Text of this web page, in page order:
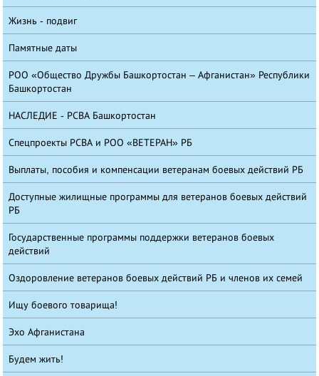
Жизнь - подвиг
Памятные даты
РОО «Общество Дружбы Башкортостан – Афганистан» Республики
Башкортостан
НАСЛЕДИЕ - РСВА Башкортостан
Спецпроекты РСВА и РОО «ВЕТЕРАН» РБ
Выплаты, пособия и компенсации ветеранам боевых действий РБ
Доступные жилищные программы для ветеранов боевых действий
РБ
Государственные программы поддержки ветеранов боевых
действий
Оздоровление ветеранов боевых действий РБ и членов их семей
Ищу боевого товарища!
Эхо Афганистана
Будем жить!